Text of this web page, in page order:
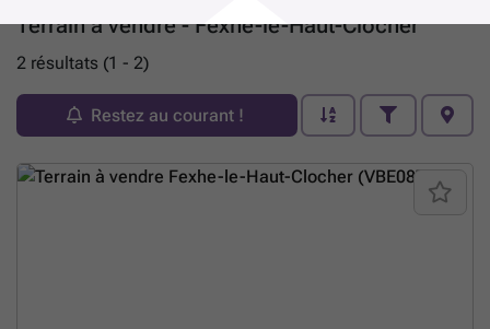
Terrain à vendre - Fexhe-le-Haut-Clocher
2 résultats (1 - 2)
Restez au courant !